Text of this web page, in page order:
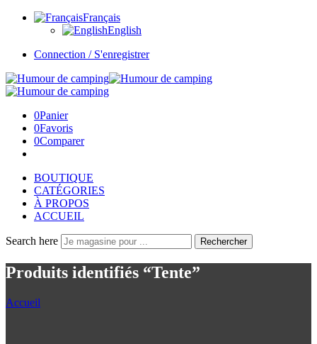
Français
English
Connection / S'enregistrer
0Panier
0Favoris
0Comparer
BOUTIQUE
CATÉGORIES
À PROPOS
ACCUEIL
Search here Rechercher
Produits identifiés “Tente”
Accueil